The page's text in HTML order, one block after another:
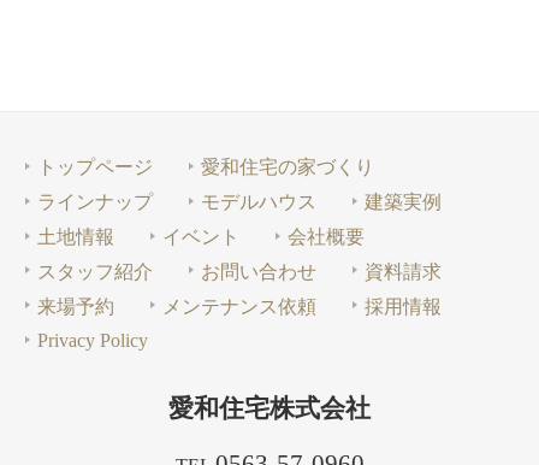
トップページ
愛和住宅の家づくり
ラインナップ
モデルハウス
建築実例
土地情報
イベント
会社概要
スタッフ紹介
お問い合わせ
資料請求
来場予約
メンテナンス依頼
採用情報
Privacy Policy
愛和住宅株式会社